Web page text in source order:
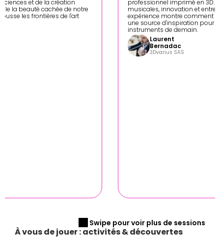
et de la création
la beauté cachée de notre
les frontières de l'art
professionnel imprimé en 3D.
musicales, innovation et
expérience montre comment
une source d'inspiration pour
instruments de demain.
Laurent
Bernadac
3Dvarius SAS
Swipe pour voir plus de sessions
À vous de jouer : activités & découvertes